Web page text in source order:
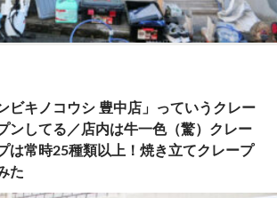
ビキノコウシ 豊中店」っていうクレー
ンしてる／店内は牛一色（驚）クレー
は常時25種類以上！焼き立てクレープ
た